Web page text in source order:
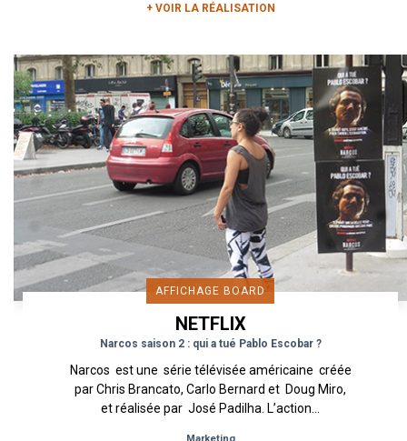
+ VOIR LA RÉALISATION
AFFICHAGE BOARD
NETFLIX
Narcos saison 2 : qui a tué Pablo Escobar ?
Narcos est une série télévisée américaine créée
par Chris Brancato, Carlo Bernard et Doug Miro,
et réalisée par José Padilha. L’action...